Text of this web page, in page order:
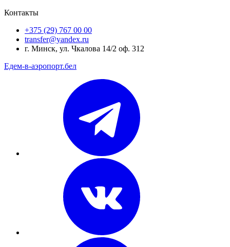
Контакты
+375 (29) 767 00 00
transfer@yandex.ru
г. Минск, ул. Чкалова 14/2 оф. 312
Едем-в-аэропорт.бел